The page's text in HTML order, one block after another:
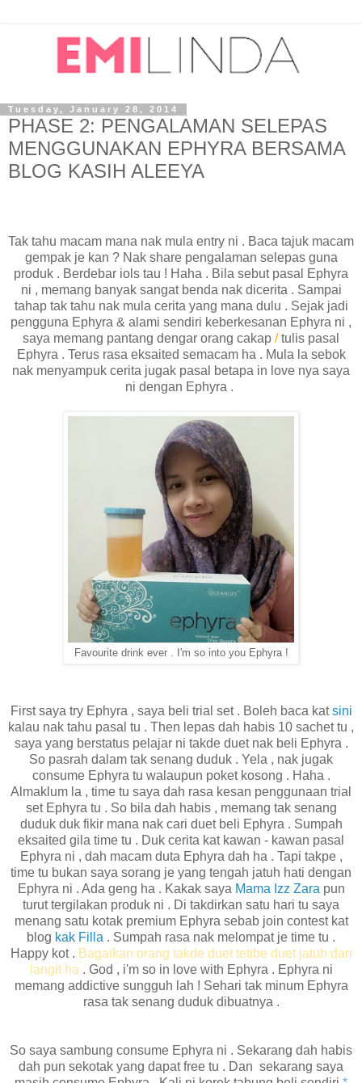
Tuesday, January 28, 2014
PHASE 2: PENGALAMAN SELEPAS
MENGGUNAKAN EPHYRA BERSAMA
BLOG KASIH ALEEYA
Tak tahu macam mana nak mula entry ni . Baca tajuk macam
gempak je kan ? Nak share pengalaman selepas guna
produk . Berdebar iols tau ! Haha . Bila sebut pasal Ephyra
ni , memang banyak sangat benda nak dicerita . Sampai
tahap tak tahu nak mula cerita yang mana dulu . Sejak jadi
pengguna Ephyra & alami sendiri keberkesanan Ephyra ni ,
saya memang pantang dengar orang cakap /tulis pasal
Ephyra . Terus rasa eksaited semacam ha . Mula la sebok
nak menyampuk cerita jugak pasal betapa in love nya saya
ni dengan Ephyra .
Favourite drink ever . I'm so into you Ephyra !
First saya try Ephyra , saya beli trial set . Boleh baca katsini
kalau nak tahu pasal tu . Then lepas dah habis 10 sachet tu ,
saya yang berstatus pelajar ni takde duet nak beli Ephyra .
So pasrah dalam tak senang duduk . Yela , nak jugak
consume Ephyra tu walaupun poket kosong . Haha .
Almaklum la , time tu saya dah rasa kesan penggunaan trial
set Ephyra tu . So bila dah habis , memang tak senang
duduk duk fikir mana nak cari duet beli Ephyra . Sumpah
eksaited gila time tu . Duk cerita kat kawan - kawan pasal
Ephyra ni , dah macam duta Ephyra dah ha . Tapi takpe ,
time tu bukan saya sorang je yang tengah jatuh hati dengan
Ephyra ni . Ada geng ha . Kakak saya Mama Izz Zara pun
turut tergilakan produk ni . Di takdirkan satu hari tu saya
menang satu kotak premium Ephyra sebab join contest kat
blog kak Filla . Sumpah rasa nak melompat je time tu .
Happy kot . Bagaikan orang takde duet tetibe duet jatuh dari
langit ha . God , i'm so in love with Ephyra . Ephyra ni
memang addictive sungguh lah ! Sehari tak minum Ephyra
rasa tak senang duduk dibuatnya .
So saya sambung consume Ephyra ni . Sekarang dah habis
dah pun sekotak yang dapat free tu . Dan sekarang saya